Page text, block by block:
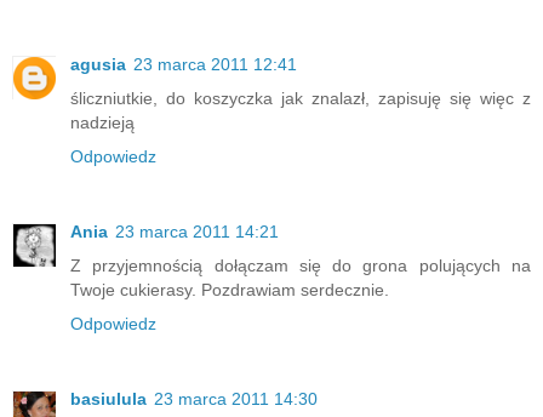
agusia 23 marca 2011 12:41
śliczniutkie, do koszyczka jak znalazł, zapisuję się więc z
nadzieją
Odpowiedz
Ania 23 marca 2011 14:21
Z przyjemnością dołączam się do grona polujących na
Twoje cukierasy. Pozdrawiam serdecznie.
Odpowiedz
basiulula 23 marca 2011 14:30